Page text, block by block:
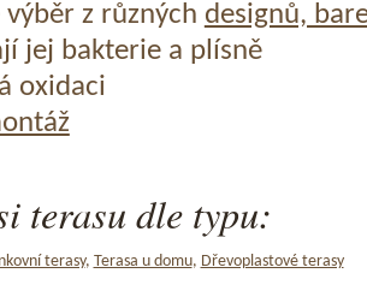
z různých designů,
jej bakterie a plísně
oxidaci
terasu dle typu:
terasy, Terasa u domu, Dřevoplastové terasy